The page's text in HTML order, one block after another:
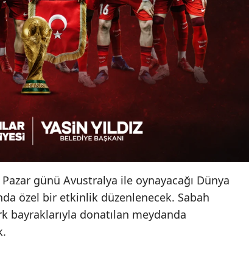
Pazar günü Avustralya ile oynayacağı Dünya
özel bir etkinlik düzenlenecek. Sabah
bayraklarıyla donatılan meydanda